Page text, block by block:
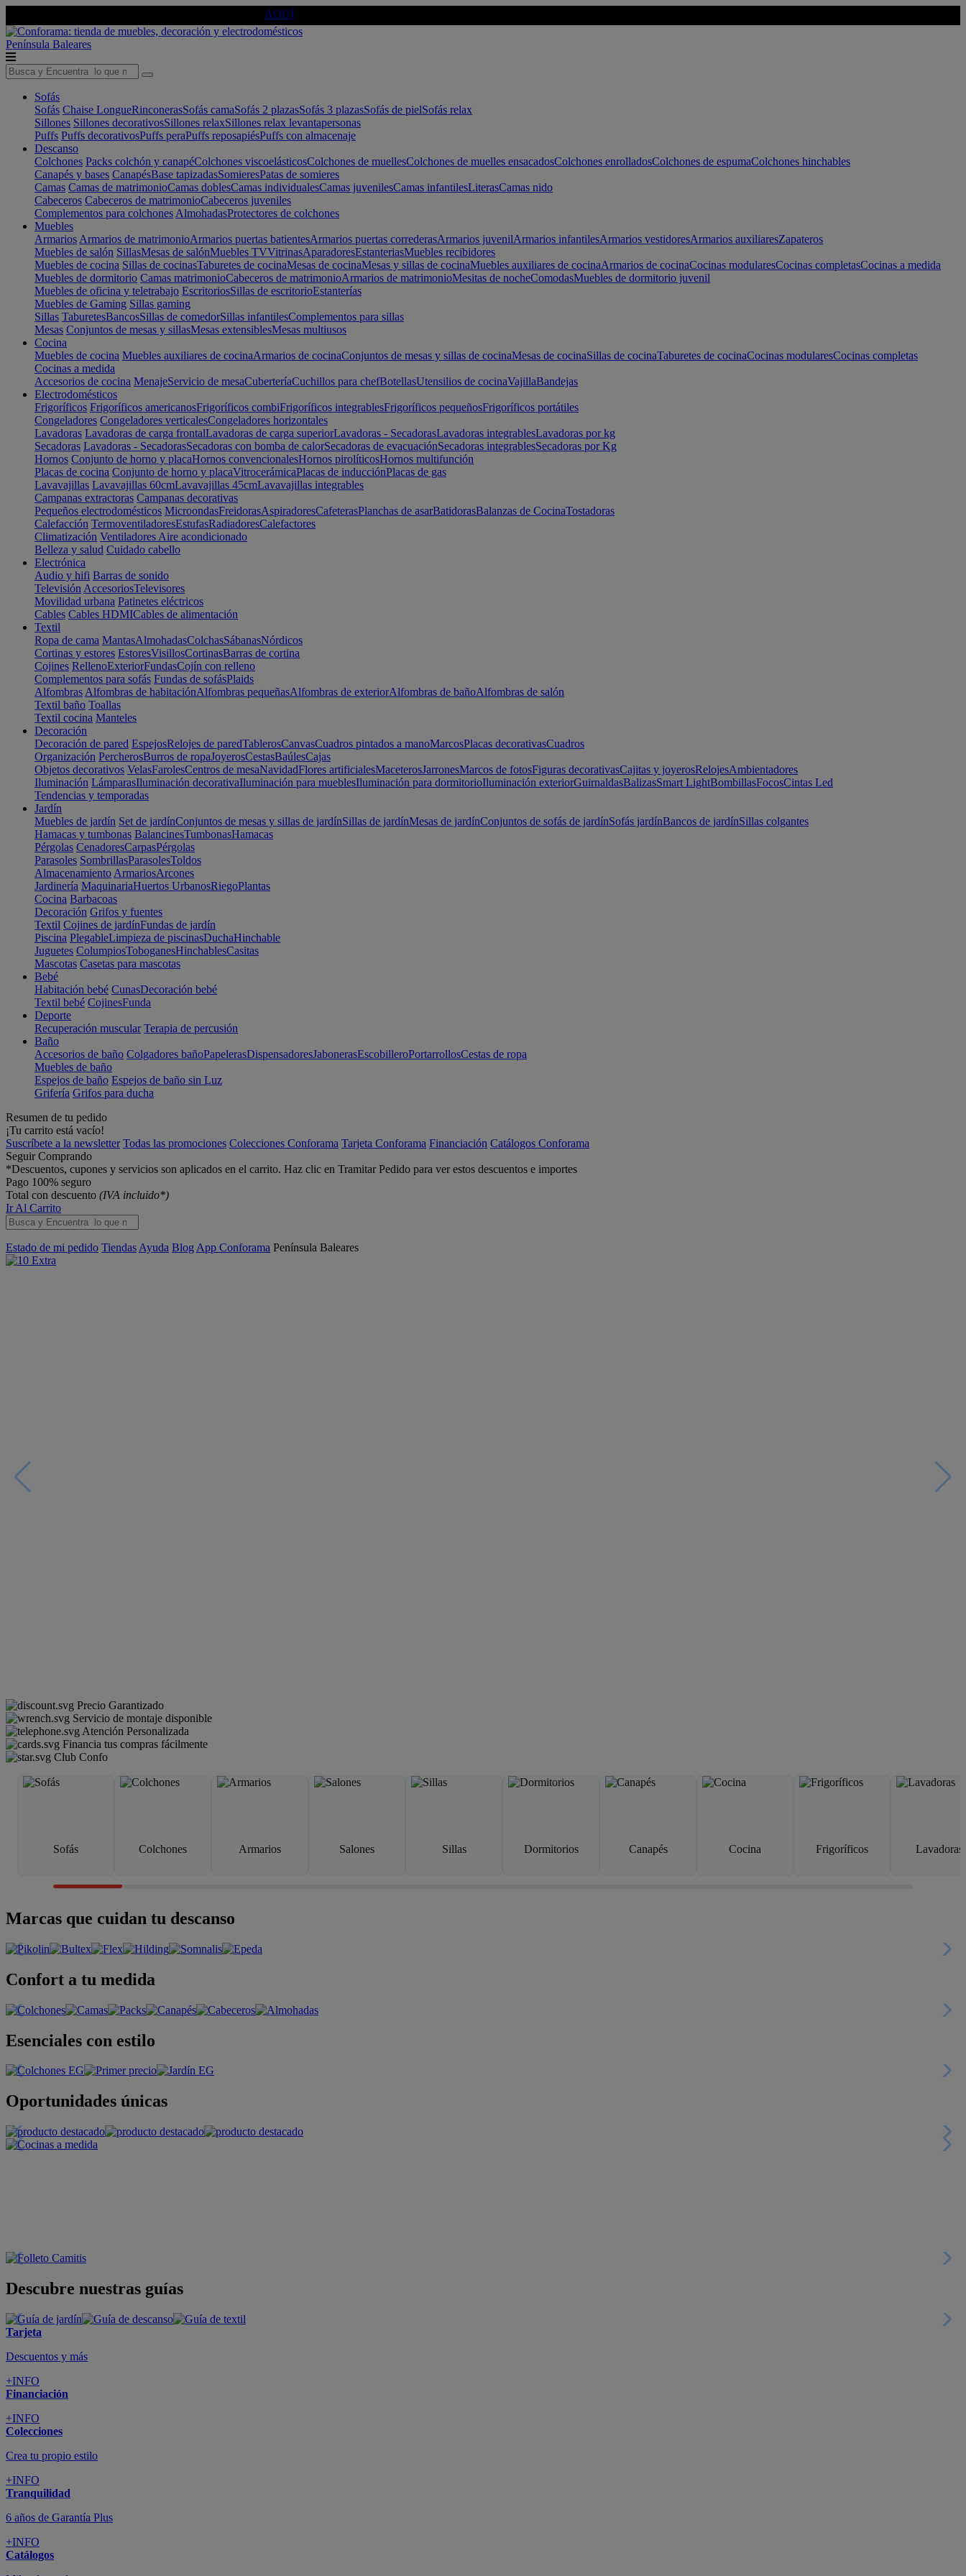
AQUÍ
Península Baleares
Sofás
Sofás Chaise LongueRinconerasSofás camaSofás 2 plazasSofás 3 plazasSofás de pielSofás relax
Sillones Sillones decorativosSillones relaxSillones relax levantapersonas
Puffs Puffs decorativosPuffs peraPuffs reposapiésPuffs con almacenaje
Descanso
Colchones Packs colchón y canapéColchones viscoelásticosColchones de muellesColchones de muelles ensacadosColchones enrolladosColchones de espumaColchones hinchables
Canapés y bases CanapésBase tapizadasSomieresPatas de somieres
Camas Camas de matrimonioCamas doblesCamas individualesCamas juvenilesCamas infantilesLiterasCamas nido
Cabeceros Cabeceros de matrimonioCabeceros juveniles
Complementos para colchones AlmohadasProtectores de colchones
Muebles
Armarios Armarios de matrimonioArmarios puertas batientesArmarios puertas correderasArmarios juvenilArmarios infantilesArmarios vestidoresArmarios auxiliaresZapateros
Muebles de salón SillasMesas de salónMuebles TVVitrinasAparadoresEstanteriasMuebles recibidores
Muebles de cocina Sillas de cocinasTaburetes de cocinaMesas de cocinaMesas y sillas de cocinaMuebles auxiliares de cocinaArmarios de cocinaCocinas modularesCocinas completasCocinas a medida
Muebles de dormitorio Camas matrimonioCabeceros de matrimonioArmarios de matrimonioMesitas de nocheComodasMuebles de dormitorio juvenil
Muebles de oficina y teletrabajo EscritoriosSillas de escritorioEstanterías
Muebles de Gaming Sillas gaming
Sillas TaburetesBancosSillas de comedorSillas infantilesComplementos para sillas
Mesas Conjuntos de mesas y sillasMesas extensiblesMesas multiusos
Cocina
Muebles de cocina Muebles auxiliares de cocinaArmarios de cocinaConjuntos de mesas y sillas de cocinaMesas de cocinaSillas de cocinaTaburetes de cocinaCocinas modularesCocinas completas
Cocinas a medida
Accesorios de cocina MenajeServicio de mesaCuberteríaCuchillos para chefBotellasUtensilios de cocinaVajillaBandejas
Electrodomésticos
Frigoríficos Frigoríficos americanosFrigoríficos combiFrigoríficos integrablesFrigoríficos pequeñosFrigoríficos portátiles
Congeladores Congeladores verticalesCongeladores horizontales
Lavadoras Lavadoras de carga frontalLavadoras de carga superiorLavadoras - SecadorasLavadoras integrablesLavadoras por kg
Secadoras Lavadoras - SecadorasSecadoras con bomba de calorSecadoras de evacuaciónSecadoras integrablesSecadoras por Kg
Hornos Conjunto de horno y placaHornos convencionalesHornos pirolíticosHornos multifunción
Placas de cocina Conjunto de horno y placaVitrocerámicaPlacas de inducciónPlacas de gas
Lavavajillas Lavavajillas 60cmLavavajillas 45cmLavavajillas integrables
Campanas extractoras Campanas decorativas
Pequeños electrodomésticos MicroondasFreidorasAspiradoresCafeterasPlanchas de asarBatidorasBalanzas de CocinaTostadoras
Calefacción TermoventiladoresEstufasRadiadoresCalefactores
Climatización Ventiladores Aire acondicionado
Belleza y salud Cuidado cabello
Electrónica
Audio y hifi Barras de sonido
Televisión AccesoriosTelevisores
Movilidad urbana Patinetes eléctricos
Cables Cables HDMICables de alimentación
Textil
Ropa de cama MantasAlmohadasColchasSábanasNórdicos
Cortinas y estores EstoresVisillosCortinasBarras de cortina
Cojines RellenoExteriorFundasCojín con relleno
Complementos para sofás Fundas de sofásPlaids
Alfombras Alfombras de habitaciónAlfombras pequeñasAlfombras de exteriorAlfombras de bañoAlfombras de salón
Textil baño Toallas
Textil cocina Manteles
Decoración
Decoración de pared EspejosRelojes de paredTablerosCanvasCuadros pintados a manoMarcosPlacas decorativasCuadros
Organización PercherosBurros de ropaJoyerosCestasBaúlesCajas
Objetos decorativos VelasFarolesCentros de mesaNavidadFlores artificialesMaceterosJarronesMarcos de fotosFiguras decorativasCajitas y joyerosRelojesAmbientadores
Iluminación LámparasIluminación decorativaIluminación para mueblesIluminación para dormitorioIluminación exteriorGuirnaldasBalizasSmart LightBombillasFocosCintas Led
Tendencias y temporadas
Jardín
Muebles de jardín Set de jardínConjuntos de mesas y sillas de jardínSillas de jardínMesas de jardínConjuntos de sofás de jardínSofás jardínBancos de jardínSillas colgantes
Hamacas y tumbonas BalancinesTumbonasHamacas
Pérgolas CenadoresCarpasPérgolas
Parasoles SombrillasParasolesToldos
Almacenamiento ArmariosArcones
Jardinería MaquinariaHuertos UrbanosRiegoPlantas
Cocina Barbacoas
Decoración Grifos y fuentes
Textil Cojines de jardínFundas de jardín
Piscina PlegableLimpieza de piscinasDuchaHinchable
Juguetes ColumpiosToboganesHinchablesCasitas
Mascotas Casetas para mascotas
Bebé
Habitación bebé CunasDecoración bebé
Textil bebé CojinesFunda
Deporte
Recuperación muscular Terapia de percusión
Baño
Accesorios de baño Colgadores bañoPapelerasDispensadoresJabonerasEscobilleroPortarrollosCestas de ropa
Muebles de baño
Espejos de baño Espejos de baño sin Luz
Grifería Grifos para ducha
Resumen de tu pedido
¡Tu carrito está vacío!
Suscríbete a la newsletter Todas las promociones Colecciones Conforama Tarjeta Conforama Financiación Catálogos Conforama
Seguir Comprando
*Descuentos, cupones y servicios son aplicados en el carrito. Haz clic en Tramitar Pedido para ver estos descuentos e importes
Pago 100% seguro
Total con descuento (IVA incluido*)
Ir Al Carrito
Estado de mi pedido Tiendas Ayuda Blog App Conforama Península Baleares
Precio Garantizado
Servicio de montaje disponible
Atención Personalizada
Financia tus compras fácilmente
Club Confo
Sofás Colchones Armarios Salones Sillas Dormitorios Canapés Cocina Frigoríficos Lavadoras
Marcas que cuidan tu descanso
Confort a tu medida
Esenciales con estilo
Oportunidades únicas
Descubre nuestras guías
Tarjeta
Descuentos y más
+INFO
Financiación
+INFO
Colecciones
Crea tu propio estilo
+INFO
Tranquilidad
6 años de Garantía Plus
+INFO
Catálogos